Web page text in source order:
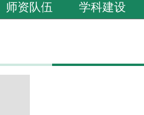
师资队伍 学科建设